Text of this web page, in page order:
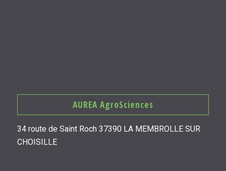
AUREA AgroSciences
34 route de Saint Roch 37390 LA MEMBROLLE SUR
CHOISILLE